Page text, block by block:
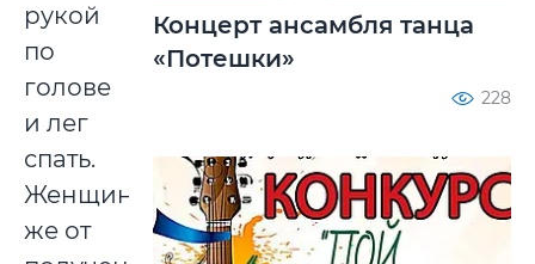
рукой
по
голове
и лег
спать.
Женщина
же от
Концерт ансамбля танца
«Потешки»
228